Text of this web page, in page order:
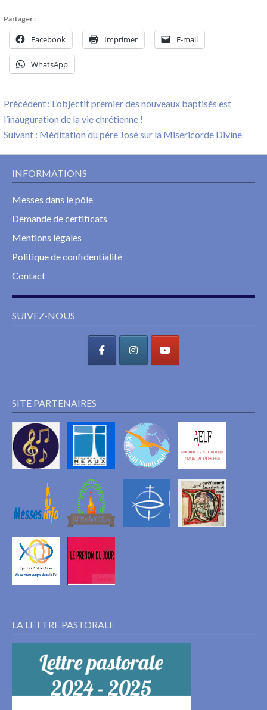
Partager :
Facebook Imprimer E-mail
WhatsApp
Navigation
de
l’article
Précédent : Previous
post:
L’objectif premier des nouveaux baptisés est
l’inauguration de la vie chrétienne !
Suivant : Next
Méditation du père José sur la Miséricorde Divine
INFORMATIONS
Messes dans le pôle
Demande de certificats
Mentions légales
Politique de confidentialité
Contact
SUIVEZ-NOUS
SITE PARTENAIRES
LA LETTRE PASTORALE